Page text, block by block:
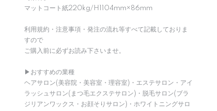
マットコート紙220kg/H1104mm×86mm
利用規約・注意事項・発注の流れ等すべて記載しておりま
すので
ご購入前に必ずお読み下さいませ。
▶︎おすすめの業種
ヘアサロン(美容院・美容室・理容室)・エステサロン・アイ
ラッシュサロン(まつ毛エクステサロン)・脱毛サロン(ブラ
ジリアンワックス・お顔そりサロン)・ホワイトニングサロ